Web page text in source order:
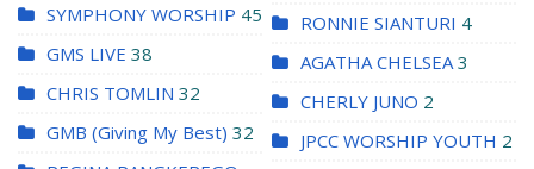
SYMPHONY WORSHIP 45
GMS LIVE 38
CHRIS TOMLIN 32
GMB (Giving My Best) 32
RONNIE SIANTURI 4
AGATHA CHELSEA 3
CHERLY JUNO 2
JPCC WORSHIP YOUTH 2